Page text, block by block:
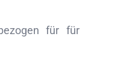
für für